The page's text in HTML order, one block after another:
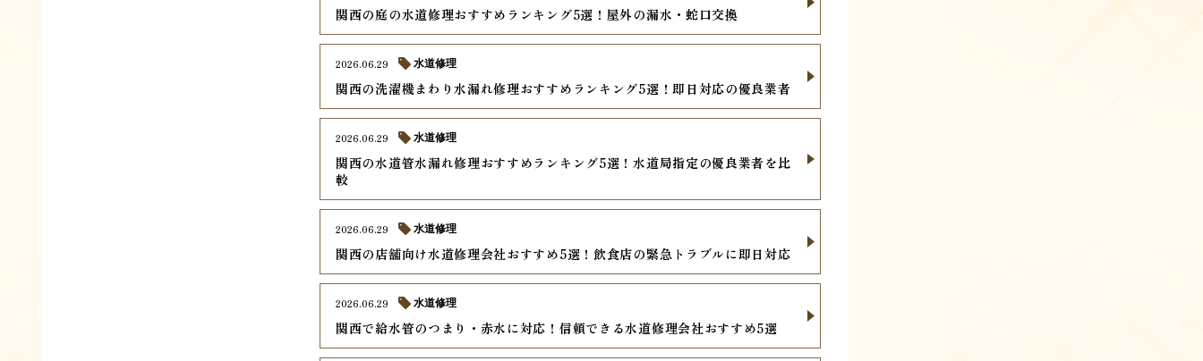
関西の庭の水道修理おすすめランキング5選！屋外の漏水・蛇口交換
関西の洗濯機まわり水漏れ修理おすすめランキング5選！即日対応の優良業者
2026.06.29 水道修理
関西の水道管水漏れ修理おすすめランキング5選！水道局指定の優良業者を比
較
2026.06.29 水道修理
関西の店舗向け水道修理会社おすすめ5選！飲食店の緊急トラブルに即日対応
2026.06.29 水道修理
関西で給水管のつまり・赤水に対応！信頼できる水道修理会社おすすめ5選
2026.06.29 水道修理